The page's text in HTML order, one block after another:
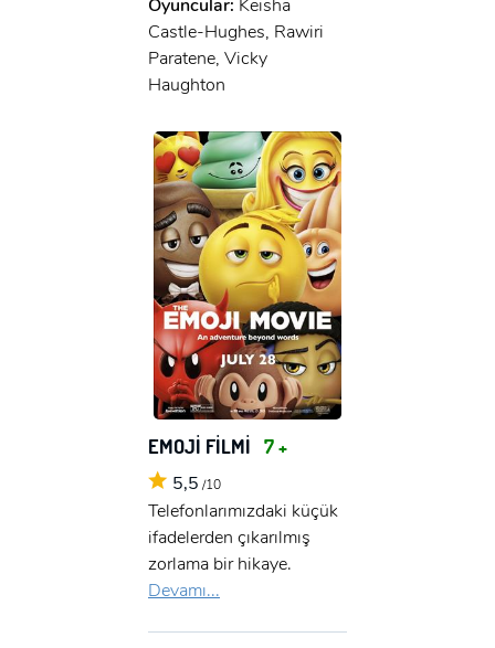
Oyuncular: Keisha
Castle-Hughes, Rawiri
Paratene, Vicky
Haughton
EMOJİ FİLMİ 7 +
5,5 /10
Telefonlarımızdaki küçük
ifadelerden çıkarılmış
zorlama bir hikaye.
Devamı...